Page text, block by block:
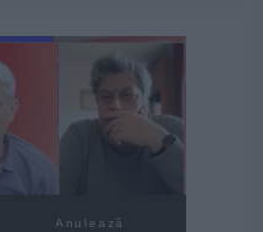
Anulează